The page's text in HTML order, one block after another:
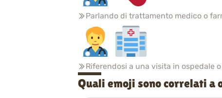
Parlando di trattamento medico o
Riferendosi a una visita in ospedale
Quali emoji sono correlati a